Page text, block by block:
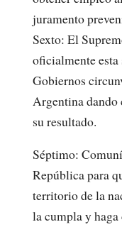
juramento
Sexto: El
oficialmente
Gobiernos
Argentina dando
su resultado.
Séptimo:
República para
territorio de la
la cumpla y